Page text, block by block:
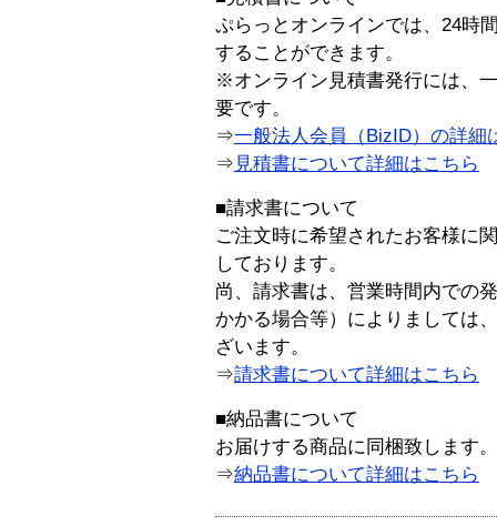
ぷらっとオンラインでは、24時
することができます。
※オンライン見積書発行には、
要です。
⇒一般法人会員（BizID）の詳細
⇒ 見積書について詳細はこちら
■請求書について
ご注文時に希望されたお客様に
しております。
尚、請求書は、営業時間内での
かかる場合等）によりましては
ざいます。
⇒請求書について詳細はこちら
■納品書について
お届けする商品に同梱致します。
⇒納品書について詳細はこちら